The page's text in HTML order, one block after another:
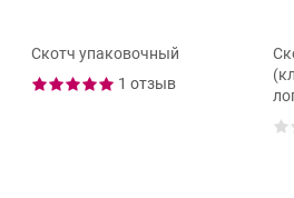
Скотч упаковочный
1 отзыв